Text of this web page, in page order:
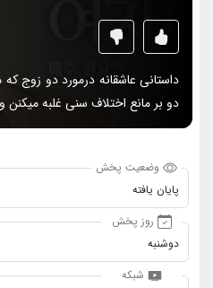
داستانی عاشقانه درمورد دو زوج
دو بر مانع اختلاف سنی غلبه
وضعیت پخش
پایان یافته
روز پخش
دو‌شنبه
شبکه